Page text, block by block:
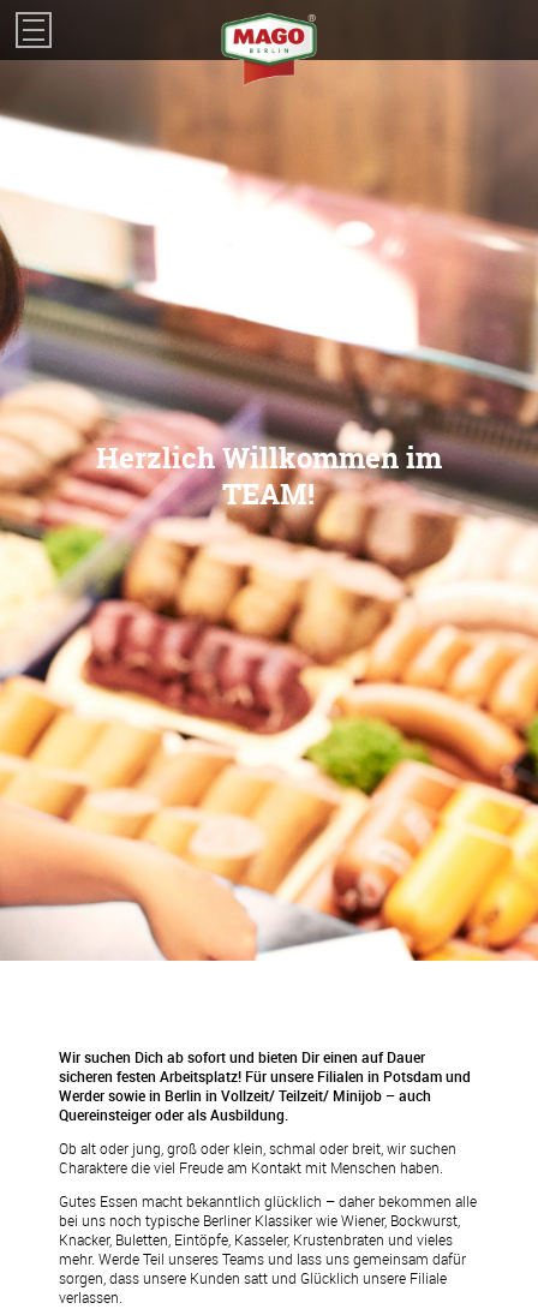
Herzlich Willkommen im
TEAM!
Wir suchen Dich ab sofort und bieten Dir einen auf Dauer
sicheren festen Arbeitsplatz! Für unsere Filialen in Potsdam und
Werder sowie in Berlin in Vollzeit/ Teilzeit/ Minijob – auch
Quereinsteiger oder als Ausbildung.
Ob alt oder jung, groß oder klein, schmal oder breit, wir suchen
Charaktere die viel Freude am Kontakt mit Menschen haben.
Gutes Essen macht bekanntlich glücklich – daher bekommen alle
bei uns noch typische Berliner Klassiker wie Wiener, Bockwurst,
Knacker, Buletten, Eintöpfe, Kasseler, Krustenbraten und vieles
mehr. Werde Teil unseres Teams und lass uns gemeinsam dafür
sorgen, dass unsere Kunden satt und Glücklich unsere Filiale
verlassen.